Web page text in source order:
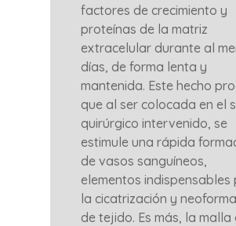
factores de crecimiento y
proteínas de la matriz
extracelular durante al
días, de forma lenta y
mantenida. Este hecho
que al ser colocada en el
quirúrgico intervenido, se
estimule una rápida
de vasos sanguíneos,
elementos indispensables
la cicatrización y
de tejido. Es más, la malla